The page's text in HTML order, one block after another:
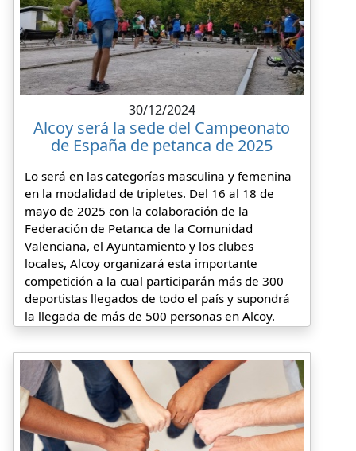
30/12/2024
Alcoy será la sede del Campeonato
de España de petanca de 2025
Lo será en las categorías masculina y femenina
en la modalidad de tripletes. Del 16 al 18 de
mayo de 2025 con la colaboración de la
Federación de Petanca de la Comunidad
Valenciana, el Ayuntamiento y los clubes
locales, Alcoy organizará esta importante
competición a la cual participarán más de 300
deportistas llegados de todo el país y supondrá
la llegada de más de 500 personas en Alcoy.